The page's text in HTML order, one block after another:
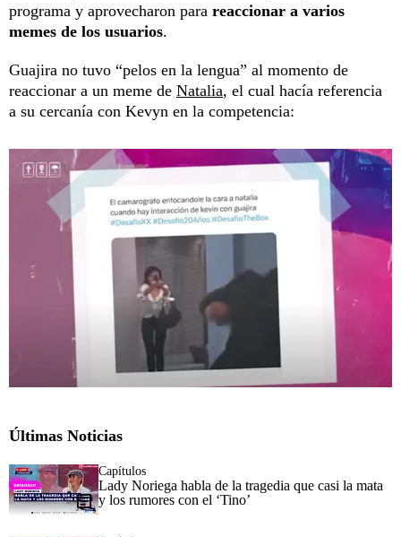
programa y aprovecharon para reaccionar a varios
memes de los usuarios.
Guajira no tuvo “pelos en la lengua” al momento de
reaccionar a un meme de Natalia, el cual hacía referencia
a su cercanía con Kevyn en la competencia:
Últimas Noticias
Capítulos
Lady Noriega habla de la tragedia que casi la mata
y los rumores con el ‘Tino’